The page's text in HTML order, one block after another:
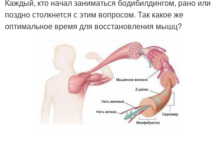
Каждый, кто начал заниматься бодибилдингом, рано или
поздно столкнется с этим вопросом. Так какое же
оптимальное время для восстановления мышц?